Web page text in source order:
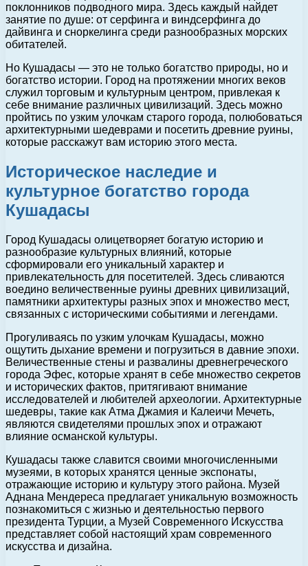
поклонников подводного мира. Здесь каждый найдет
занятие по душе: от серфинга и виндсерфинга до
дайвинга и сноркелинга среди разнообразных морских
обитателей.
Но Кушадасы — это не только богатство природы, но и
богатство истории. Город на протяжении многих веков
служил торговым и культурным центром, привлекая к
себе внимание различных цивилизаций. Здесь можно
пройтись по узким улочкам старого города, полюбоваться
архитектурными шедеврами и посетить древние руины,
которые расскажут вам историю этого места.
Историческое наследие и
культурное богатство города
Кушадасы
Город Кушадасы олицетворяет богатую историю и
разнообразие культурных влияний, которые
сформировали его уникальный характер и
привлекательность для посетителей. Здесь сливаются
воедино величественные руины древних цивилизаций,
памятники архитектуры разных эпох и множество мест,
связанных с историческими событиями и легендами.
Прогуливаясь по узким улочкам Кушадасы, можно
ощутить дыхание времени и погрузиться в давние эпохи.
Величественные стены и развалины древнегреческого
города Эфес, которые хранят в себе множество секретов
и исторических фактов, притягивают внимание
исследователей и любителей археологии. Архитектурные
шедевры, такие как Атма Джамия и Калеичи Мечеть,
являются свидетелями прошлых эпох и отражают
влияние османской культуры.
Кушадасы также славится своими многочисленными
музеями, в которых хранятся ценные экспонаты,
отражающие историю и культуру этого района. Музей
Аднана Мендереса предлагает уникальную возможность
познакомиться с жизнью и деятельностью первого
президента Турции, а Музей Современного Искусства
представляет собой настоящий храм современного
искусства и дизайна.